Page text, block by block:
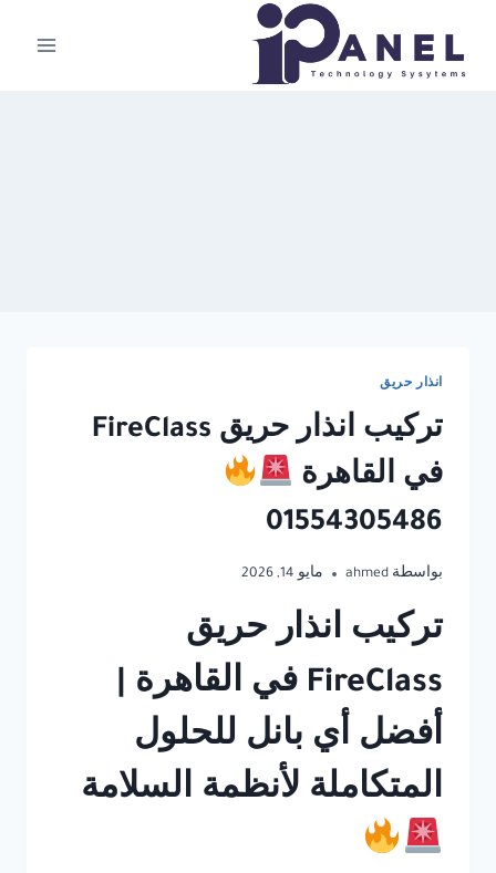
المحتوى
انذار حريق
تركيب انذار حريق FireClass
في القاهرة
01554305486
بواسطة ahmed مايو 14, 2026
تركيب انذار حريق
FireClass في القاهرة |
أفضل أي بانل للحلول
المتكاملة لأنظمة السلامة